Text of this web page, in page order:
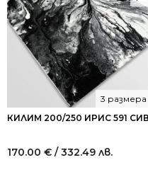
КИЛИМ 200/250 ИРИС 591 СИВ
3 размера
170.00 € / 332.49 лв.